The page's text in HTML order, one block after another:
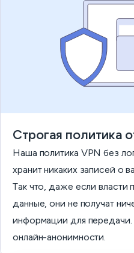
Строгая политика
Наша политика VPN без
хранит никаких записей о
Так что, даже если власти
данные, они не получат
информации для
онлайн-анонимности.